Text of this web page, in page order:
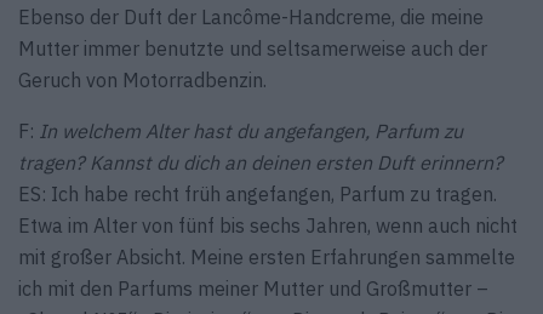
Ebenso der Duft der Lancôme-Handcreme, die meine
Mutter immer benutzte und seltsamerweise auch der
Geruch von Motorradbenzin.
F: In welchem Alter hast du angefangen, Parfum zu
tragen? Kannst du dich an deinen ersten Duft erinnern?
ES: Ich habe recht früh angefangen, Parfum zu tragen.
Etwa im Alter von fünf bis sechs Jahren, wenn auch nicht
mit großer Absicht. Meine ersten Erfahrungen sammelte
ich mit den Parfums meiner Mutter und Großmutter –